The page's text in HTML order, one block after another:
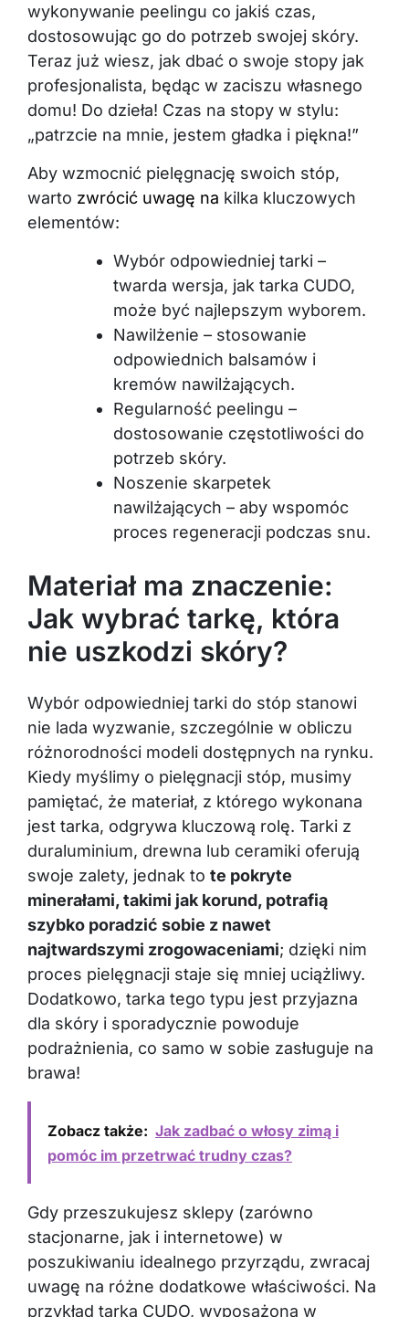
wykonywanie peelingu co jakiś czas,
dostosowując go do potrzeb swojej skóry.
Teraz już wiesz, jak dbać o swoje stopy jak
profesjonalista, będąc w zaciszu własnego
domu! Do dzieła! Czas na stopy w stylu:
„patrzcie na mnie, jestem gładka i piękna!”
Aby wzmocnić pielęgnację swoich stóp,
warto zwrócić uwagę na kilka kluczowych
elementów:
Wybór odpowiedniej tarki –
twarda wersja, jak tarka CUDO,
może być najlepszym wyborem.
Nawilżenie – stosowanie
odpowiednich balsamów i
kremów nawilżających.
Regularność peelingu –
dostosowanie częstotliwości do
potrzeb skóry.
Noszenie skarpetek
nawilżających – aby wspomóc
proces regeneracji podczas snu.
Materiał ma znaczenie:
Jak wybrać tarkę, która
nie uszkodzi skóry?
Wybór odpowiedniej tarki do stóp stanowi
nie lada wyzwanie, szczególnie w obliczu
różnorodności modeli dostępnych na rynku.
Kiedy myślimy o pielęgnacji stóp, musimy
pamiętać, że materiał, z którego wykonana
jest tarka, odgrywa kluczową rolę. Tarki z
duraluminium, drewna lub ceramiki oferują
swoje zalety, jednak to te pokryte
minerałami, takimi jak korund, potrafią
szybko poradzić sobie z nawet
najtwardszymi zrogowaceniami; dzięki nim
proces pielęgnacji staje się mniej uciążliwy.
Dodatkowo, tarka tego typu jest przyjazna
dla skóry i sporadycznie powoduje
podrażnienia, co samo w sobie zasługuje na
brawa!
Zobacz także: Jak zadbać o włosy zimą i
pomóc im przetrwać trudny czas?
Gdy przeszukujesz sklepy (zarówno
stacjonarne, jak i internetowe) w
poszukiwaniu idealnego przyrządu, zwracaj
uwagę na różne dodatkowe właściwości. Na
przykład tarka CUDO, wyposażona w